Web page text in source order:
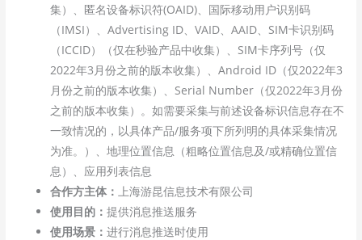
集）、匿名设备标识符(OAID)、国际移动用户识别码
（IMSI）、Advertising ID、VAID、AAID、SIM卡识别码
（ICCID）（仅在秒验产品中收集）、SIM卡序列号（仅
2022年3月份之前的版本收集）、Android ID（仅2022年3
月份之前的版本收集）、Serial Number（仅2022年3月份
之前的版本收集）。如需要采集与前述设备标识信息存在不
一致情况的，以具体产品/服务项下所列明的具体采集情况
为准。）、地理位置信息（粗略位置信息及/或精确位置信
息）、应用列表信息
合作方主体：上海游昆信息技术有限公司
使用目的：提供消息推送服务
使用场景：进行消息推送时使用